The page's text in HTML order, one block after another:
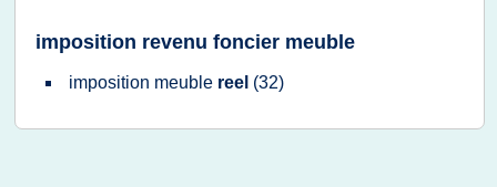
imposition revenu foncier meuble
imposition meuble reel (32)